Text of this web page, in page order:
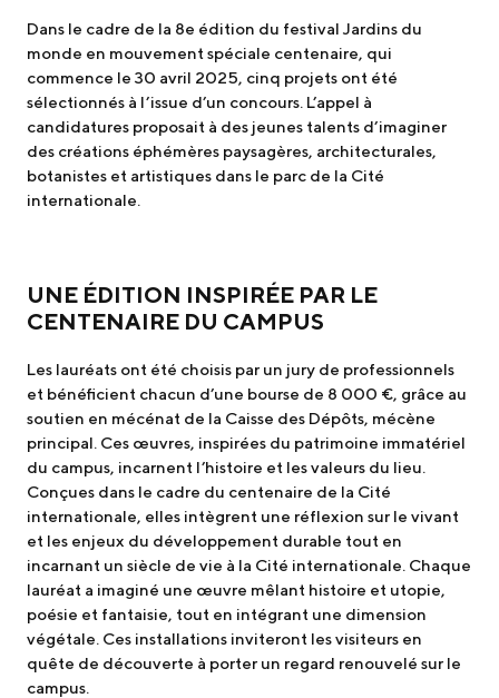
Dans le cadre de la 8e édition du festival Jardins du
monde en mouvement spéciale centenaire, qui
commence le 30 avril 2025, cinq projets ont été
sélectionnés à l’issue d’un concours. L’appel à
candidatures proposait à des jeunes talents d’imaginer
des créations éphémères paysagères, architecturales,
botanistes et artistiques dans le parc de la Cité
internationale.
UNE ÉDITION INSPIRÉE PAR LE
CENTENAIRE DU CAMPUS
Les lauréats ont été choisis par un jury de professionnels
et bénéficient chacun d’une bourse de 8 000 €, grâce au
soutien en mécénat de la Caisse des Dépôts, mécène
principal. Ces œuvres, inspirées du patrimoine immatériel
du campus, incarnent l’histoire et les valeurs du lieu.
Conçues dans le cadre du centenaire de la Cité
internationale, elles intègrent une réflexion sur le vivant
et les enjeux du développement durable tout en
incarnant un siècle de vie à la Cité internationale. Chaque
lauréat a imaginé une œuvre mêlant histoire et utopie,
poésie et fantaisie, tout en intégrant une dimension
végétale. Ces installations inviteront les visiteurs en
quête de découverte à porter un regard renouvelé sur le
campus.